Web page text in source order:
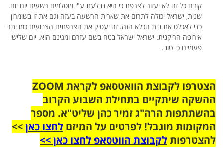
קודם כל זה לא יעזור לצרפת כי היא נבלעת ע"י מוסלמים רשעים יום יום.
שנית, ישראל יכולה לתרום את שארית הרשעה בעזה וגם את זו בשומרון
כדי לאכלס את בית הכלא הזה. זה יעסיק את הצרפתים הצבועים כמו יתר
אירופה הריקנית. ישראל ישראל בטח בשם עזרם ומגינם הוא. יום שלישי
פעמיים כי טוב.
הצטרפו לקבוצת הוואטסאפ לקראת ZOOM
ההשקה שיתקיים בתחילת השבוע הקרוב
בהשתתפות הרה"ג זמיר כהן שליט"א. מספר
המקומות מוגבל! לפרטים על המיזם לחצו כאן>>
להצטרפותלקבוצת הווטסאפ לחצו כאן >>